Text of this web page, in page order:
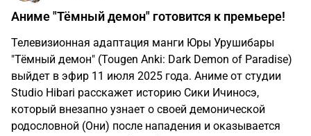
Аниме "Тёмный демон" готовится к премьере!
Телевизионная адаптация манги Юры Урушибары
"Тёмный демон" (Tougen Anki: Dark Demon of Paradise)
выйдет в эфир 11 июля 2025 года. Аниме от студии
Studio Hibari расскажет историю Сики Ичиносэ,
который внезапно узнает о своей демонической
родословной (Они) после нападения и оказывается